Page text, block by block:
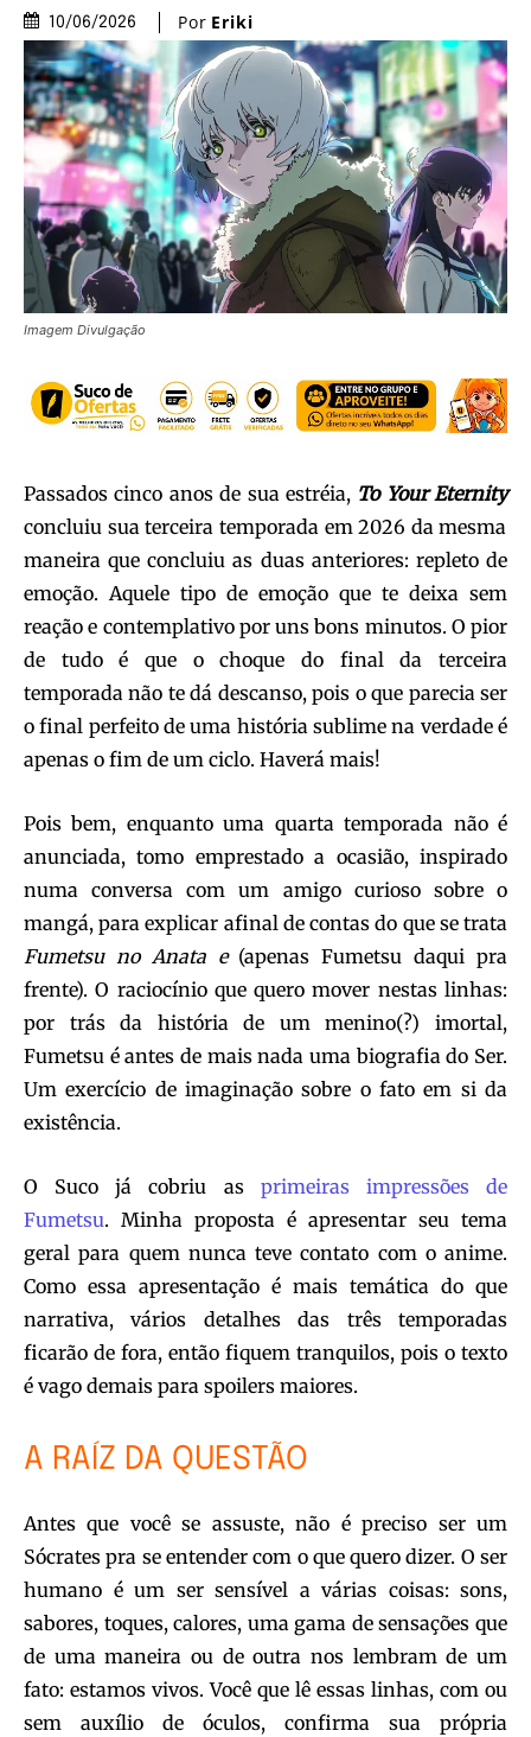
10/06/2026 Por Eriki
Imagem Divulgação
Passados cinco anos de sua estréia, To Your Eternity
concluiu sua terceira temporada em 2026 da mesma
maneira que concluiu as duas anteriores: repleto de
emoção. Aquele tipo de emoção que te deixa sem
reação e contemplativo por uns bons minutos. O pior
de tudo é que o choque do final da terceira
temporada não te dá descanso, pois o que parecia ser
o final perfeito de uma história sublime na verdade é
apenas o fim de um ciclo. Haverá mais!
Pois bem, enquanto uma quarta temporada não é
anunciada, tomo emprestado a ocasião, inspirado
numa conversa com um amigo curioso sobre o
mangá, para explicar afinal de contas do que se trata
Fumetsu no Anata e(apenas Fumetsu daqui pra
frente). O raciocínio que quero mover nestas linhas:
por trás da história de um menino(?) imortal,
Fumetsu é antes de mais nada uma biografia do Ser.
Um exercício de imaginação sobre o fato em si da
existência.
O Suco já cobriu as primeiras impressões de
Fumetsu. Minha proposta é apresentar seu tema
geral para quem nunca teve contato com o anime.
Como essa apresentação é mais temática do que
narrativa, vários detalhes das três temporadas
ficarão de fora, então fiquem tranquilos, pois o texto
é vago demais para spoilers maiores.
A RAÍZ DA QUESTÃO
Antes que você se assuste, não é preciso ser um
Sócrates pra se entender com o que quero dizer. O ser
humano é um ser sensível a várias coisas: sons,
sabores, toques, calores, uma gama de sensações que
de uma maneira ou de outra nos lembram de um
fato: estamos vivos. Você que lê essas linhas, com ou
sem auxílio de óculos, confirma sua própria